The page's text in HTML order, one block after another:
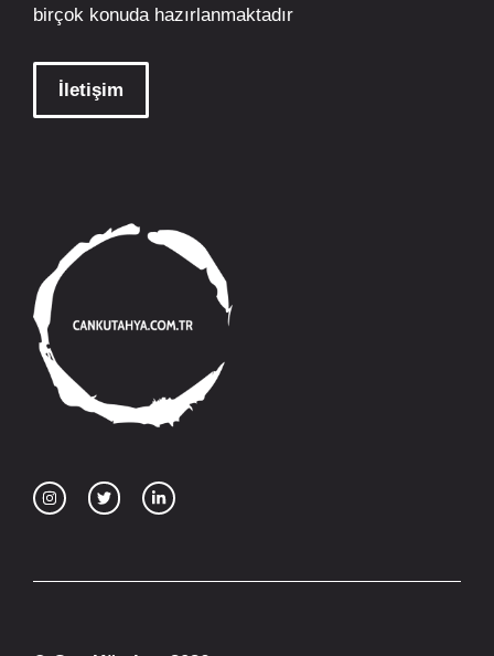
birçok konuda hazırlanmaktadır
İletişim